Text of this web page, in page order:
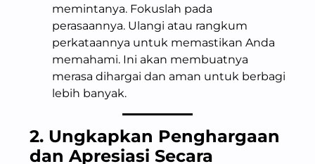
memintanya. Fokuslah pada
perasaannya. Ulangi atau rangkum
perkataannya untuk memastikan Anda
memahami. Ini akan membuatnya
merasa dihargai dan aman untuk berbagi
lebih banyak.
2. Ungkapkan Penghargaan
dan Apresiasi Secara